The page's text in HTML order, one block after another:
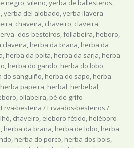
negro, vileño, yerba de ballesteros,
yerba del alobado, yerba llavera
chaveira, chaveiro, claveira,
dos-besteiros, follabeira, heboro,
claveira, herba da braña, herba da
herba da poita, herba da sarja, herba
herba do gando, herba do lobo,
do sanguiño, herba do sapo, herba
papeira, herbal, herbebal,
ollabeira, pé de grifo
besteira / Erva-dos-besteiros /
chaveiro, eleboro fétido, heléboro-
herba da braña, herba de lobo, herba
herba do porco, herba dos bois,